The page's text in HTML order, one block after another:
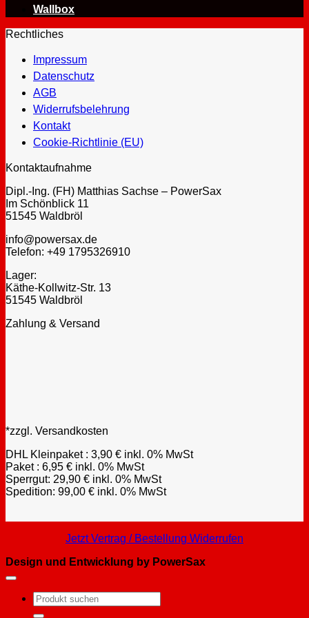
Wallbox
Rechtliches
Impressum
Datenschutz
AGB
Widerrufsbelehrung
Kontakt
Cookie-Richtlinie (EU)
Kontaktaufnahme
Dipl.-Ing. (FH) Matthias Sachse – PowerSax
Im Schönblick 11
51545 Waldbröl
info@powersax.de
Telefon: +49 1795326910
Lager:
Käthe-Kollwitz-Str. 13
51545 Waldbröl
Zahlung & Versand
*zzgl. Versandkosten
DHL Kleinpaket : 3,90 € inkl. 0% MwSt
Paket : 6,95 € inkl. 0% MwSt
Sperrgut: 29,90 € inkl. 0% MwSt
Spedition: 99,00 € inkl. 0% MwSt
Jetzt Vertrag / Bestellung Widerrufen
Design und Entwicklung by PowerSax
Suchen
nach: